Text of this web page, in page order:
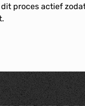
proces actief